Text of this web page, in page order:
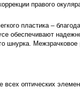
правого
пластика –
обеспечивают
шнурка.
всех оптических